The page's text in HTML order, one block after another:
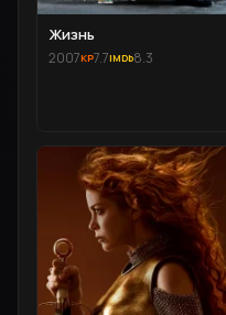
Жизнь
2007 7.7 8.3